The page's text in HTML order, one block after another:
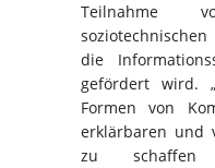
Teilnahme
die
gefördert wird.
Formen von
erklärbaren und
zu